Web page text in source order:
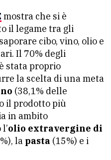
mostra che si è
il legame tra gli
cibo, vino, olio e
Il 70% degli
stata proprio
la scelta di una meta
(38,1% delle
il prodotto più
in ambito
olio extravergine di
la pasta (15%) e i